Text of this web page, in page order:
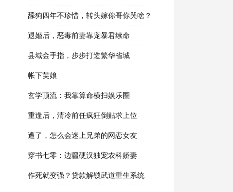
舔狗四年不珍惜，转头嫁你哥你哭啥？
退婚后，恶毒前妻靠宠暴君续命
县域金手指，步步打造繁华省城
帐下芙娘
玄学顶流：我靠算命横扫娱乐圈
重逢后，清冷前任疯狂倒贴求上位
遭了，怎么会迷上兄弟的网恋女友
穿书七零：边疆硬汉独宠农科娇妻
作死就变强？贷款解锁武道重生系统